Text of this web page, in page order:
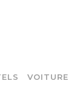
VOITURE